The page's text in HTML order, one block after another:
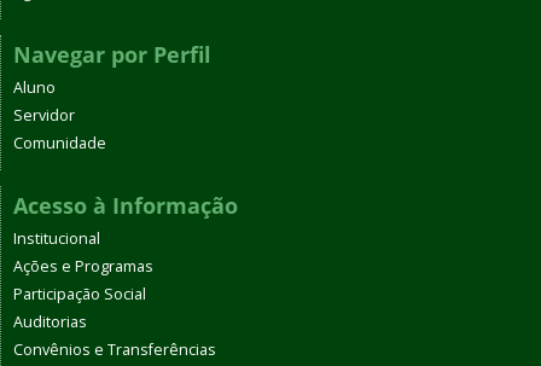
Navegar por Perfil
Aluno
Servidor
Comunidade
Acesso à Informação
Institucional
Ações e Programas
Participação Social
Auditorias
Convênios e Transferências